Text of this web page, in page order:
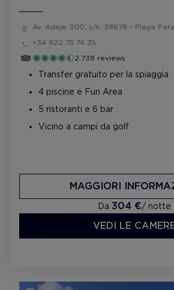
Av. Adeje 300, s/n, 38678 - Playa
+34 922 75 74 35
2.738 reviews
Transfer gratuito per la spiaggia
4 piscine e Fun Area
5 ristoranti e 6 bar
Vicino a campi da golf
Da 304 €/ notte
MAGGIORI
VEDI LE